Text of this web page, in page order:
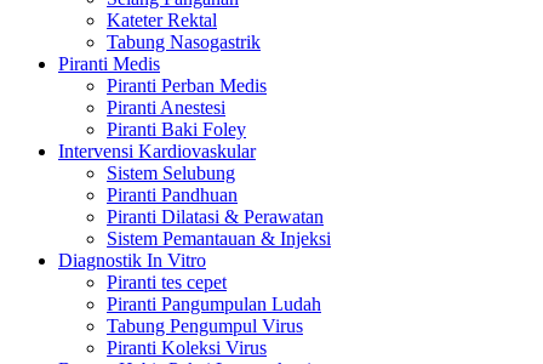
Kateter Rektal
Tabung Nasogastrik
Piranti Medis
Piranti Perban Medis
Piranti Anestesi
Piranti Baki Foley
Intervensi Kardiovaskular
Sistem Selubung
Piranti Pandhuan
Piranti Dilatasi & Perawatan
Sistem Pemantauan & Injeksi
Diagnostik In Vitro
Piranti tes cepet
Piranti Pangumpulan Ludah
Tabung Pengumpul Virus
Piranti Koleksi Virus